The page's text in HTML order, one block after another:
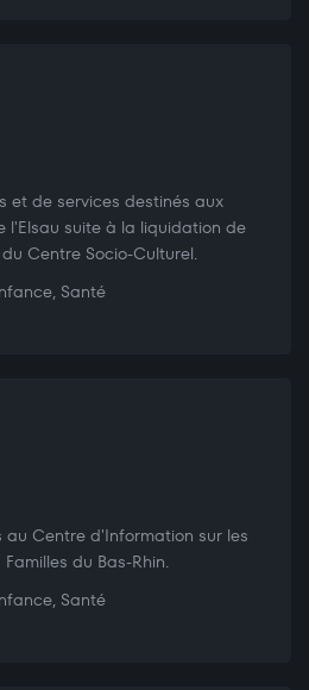
et de services destinés aux
l'Elsau suite à la liquidation de
Centre Socio-Culturel.
Santé
Centre d'Information sur les
du Bas-Rhin.
Santé